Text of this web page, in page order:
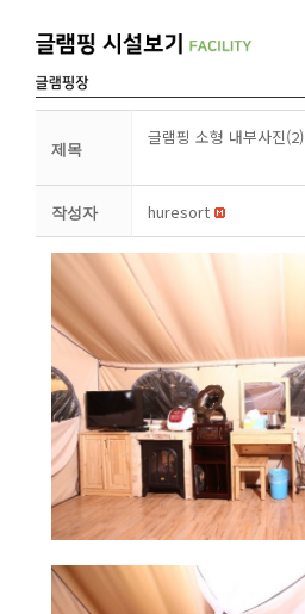
제목
글램핑 소형 내부사진(2)
작성자 huresort